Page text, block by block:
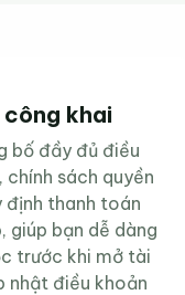
khai
bố đầy đủ điều
chính sách quyền
định thanh toán
giúp bạn dễ dàng
trước khi mở tài
nhật điều khoản